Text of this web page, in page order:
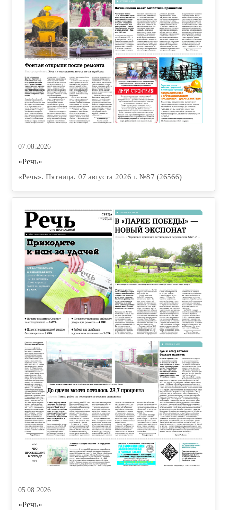
07.08.2026
«Речь»
«Речь». Пятница. 07 августа 2026 г. №87 (26566)
05.08.2026
«Речь»